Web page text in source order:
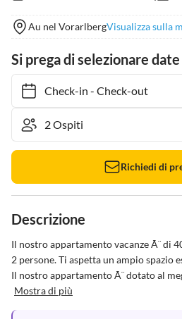
Au nel VorarlbergVisualizza sulla
Si prega di selezionare
Check-in- Check-out
Richiedi di
Descrizione
Il nostro appartamento vacanze Ã¨ di
2 persone. Ti aspetta un ampio spazio
Il nostro appartamento Ã¨ dotato al
Mostra di più